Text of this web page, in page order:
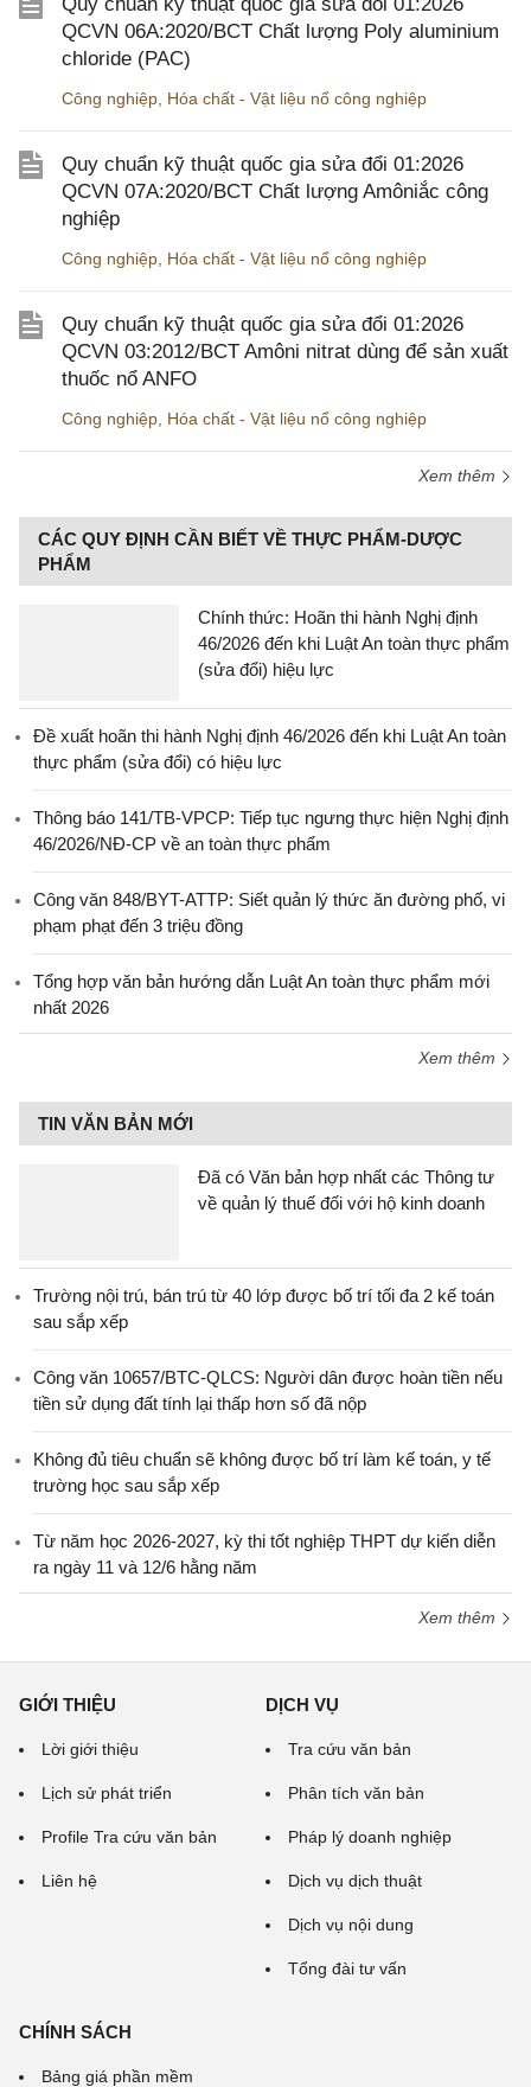
QCVN 06A:2020/BCT Chất lượng Poly aluminium
chloride (PAC)
Công nghiệp Hóa chất - Vật liệu nổ công nghiệp
Quy chuẩn kỹ thuật quốc gia sửa đổi 01:2026
QCVN 07A:2020/BCT Chất lượng Amôniắc công
nghiệp
Công nghiệp Hóa chất - Vật liệu nổ công nghiệp
Quy chuẩn kỹ thuật quốc gia sửa đổi 01:2026
QCVN 03:2012/BCT Amôni nitrat dùng để sản xuất
thuốc nổ ANFO
Công nghiệp Hóa chất - Vật liệu nổ công nghiệp
Xem thêm
CÁC QUY ĐỊNH CẦN BIẾT VỀ THỰC PHẨM-DƯỢC
PHẨM
Chính thức: Hoãn thi hành Nghị định
46/2026 đến khi Luật An toàn thực phẩm
(sửa đổi) hiệu lực
Đề xuất hoãn thi hành Nghị định 46/2026 đến khi Luật An toàn
thực phẩm (sửa đổi) có hiệu lực
Thông báo 141/TB-VPCP: Tiếp tục ngưng thực hiện Nghị định
46/2026/NĐ-CP về an toàn thực phẩm
Công văn 848/BYT-ATTP: Siết quản lý thức ăn đường phố, vi
phạm phạt đến 3 triệu đồng
Tổng hợp văn bản hướng dẫn Luật An toàn thực phẩm mới
nhất 2026
Xem thêm
TIN VĂN BẢN MỚI
Đã có Văn bản hợp nhất các Thông tư
về quản lý thuế đối với hộ kinh doanh
Trường nội trú, bán trú từ 40 lớp được bố trí tối đa 2 kế toán
sau sắp xếp
Công văn 10657/BTC-QLCS: Người dân được hoàn tiền nếu
tiền sử dụng đất tính lại thấp hơn số đã nộp
Không đủ tiêu chuẩn sẽ không được bố trí làm kế toán, y tế
trường học sau sắp xếp
Từ năm học 2026-2027, kỳ thi tốt nghiệp THPT dự kiến diễn
ra ngày 11 và 12/6 hằng năm
Xem thêm
GIỚI THIỆU
Lời giới thiệu
Lịch sử phát triển
Profile Tra cứu văn bản
Liên hệ
DỊCH VỤ
Tra cứu văn bản
Phân tích văn bản
Pháp lý doanh nghiệp
Dịch vụ dịch thuật
Dịch vụ nội dung
Tổng đài tư vấn
CHÍNH SÁCH
Bảng giá phần mềm